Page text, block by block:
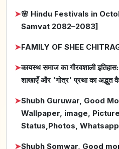
➤🌸 Hindu Festivals in
Samvat 2082–2083]
➤FAMILY OF SHEE
➤कायस्थ समाज का गौरवशाली
शाखाएँ और 'गोत्र' प्रथा का अद्भुत
➤Shubh Guruwar, Good
Wallpaper, image,
Status,Photos,
➤Shubh Somwar, Good